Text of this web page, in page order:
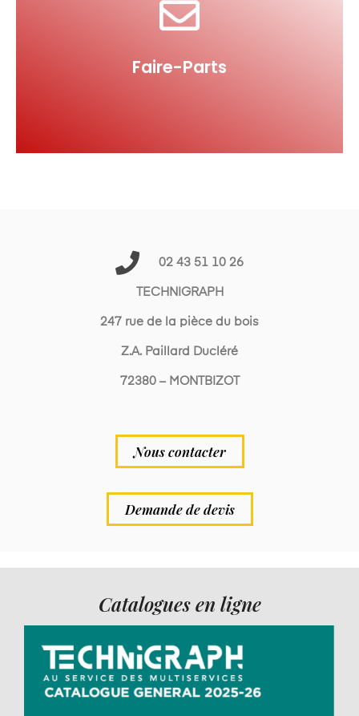
Faire-Parts
Faire-parts
Ensavoir plus
02 43 51 10 26
TECHNIGRAPH
247 rue de la pièce du bois
Z.A. Paillard Ducléré
72380 – MONTBIZOT
Nous contacter
Demande de devis
Catalogues en ligne